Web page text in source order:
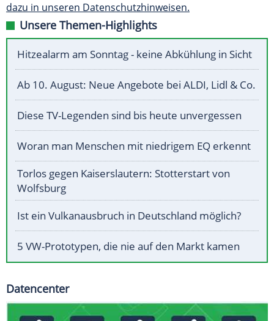
dazu in unseren Datenschutzhinweisen.
Unsere Themen-Highlights
Hitzealarm am Sonntag - keine Abkühlung in Sicht
Ab 10. August: Neue Angebote bei ALDI, Lidl & Co.
Diese TV-Legenden sind bis heute unvergessen
Woran man Menschen mit niedrigem EQ erkennt
Torlos gegen Kaiserslautern: Stotterstart von
Wolfsburg
Ist ein Vulkanausbruch in Deutschland möglich?
5 VW-Prototypen, die nie auf den Markt kamen
Datencenter